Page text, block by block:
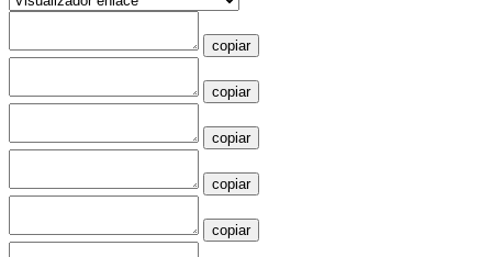
copiar
copiar
copiar
copiar
copiar